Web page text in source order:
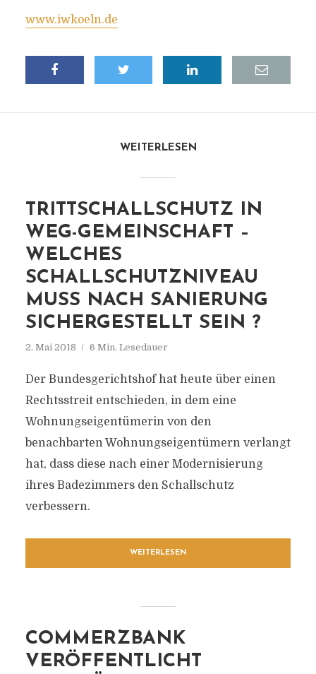
www.iwkoeln.de
WEITERLESEN
TRITTSCHALLSCHUTZ IN
WEG-GEMEINSCHAFT –
WELCHES
SCHALLSCHUTZNIVEAU
MUSS NACH SANIERUNG
SICHERGESTELLT SEIN ?
2. Mai 2018 6 Min. Lesedauer
Der Bundesgerichtshof hat heute über einen
Rechtsstreit entschieden, in dem eine
Wohnungseigentümerin von den
benachbarten Wohnungseigentümern verlangt
hat, dass diese nach einer Modernisierung
ihres Badezimmers den Schallschutz
verbessern.
WEITERLESEN
COMMERZBANK
VERÖFFENTLICHT